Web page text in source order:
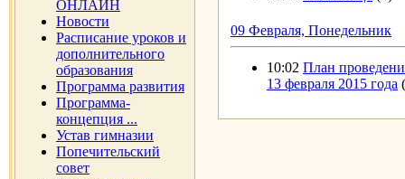
ОНЛАЙН
Новости
Расписание уроков и
дополнительного
образования
Программа развития
Программа-
концепция ...
Устав гимназии
Попечительский
совет
09 Февраля, Понедельник
10:02 План
13 февраля 2015 года